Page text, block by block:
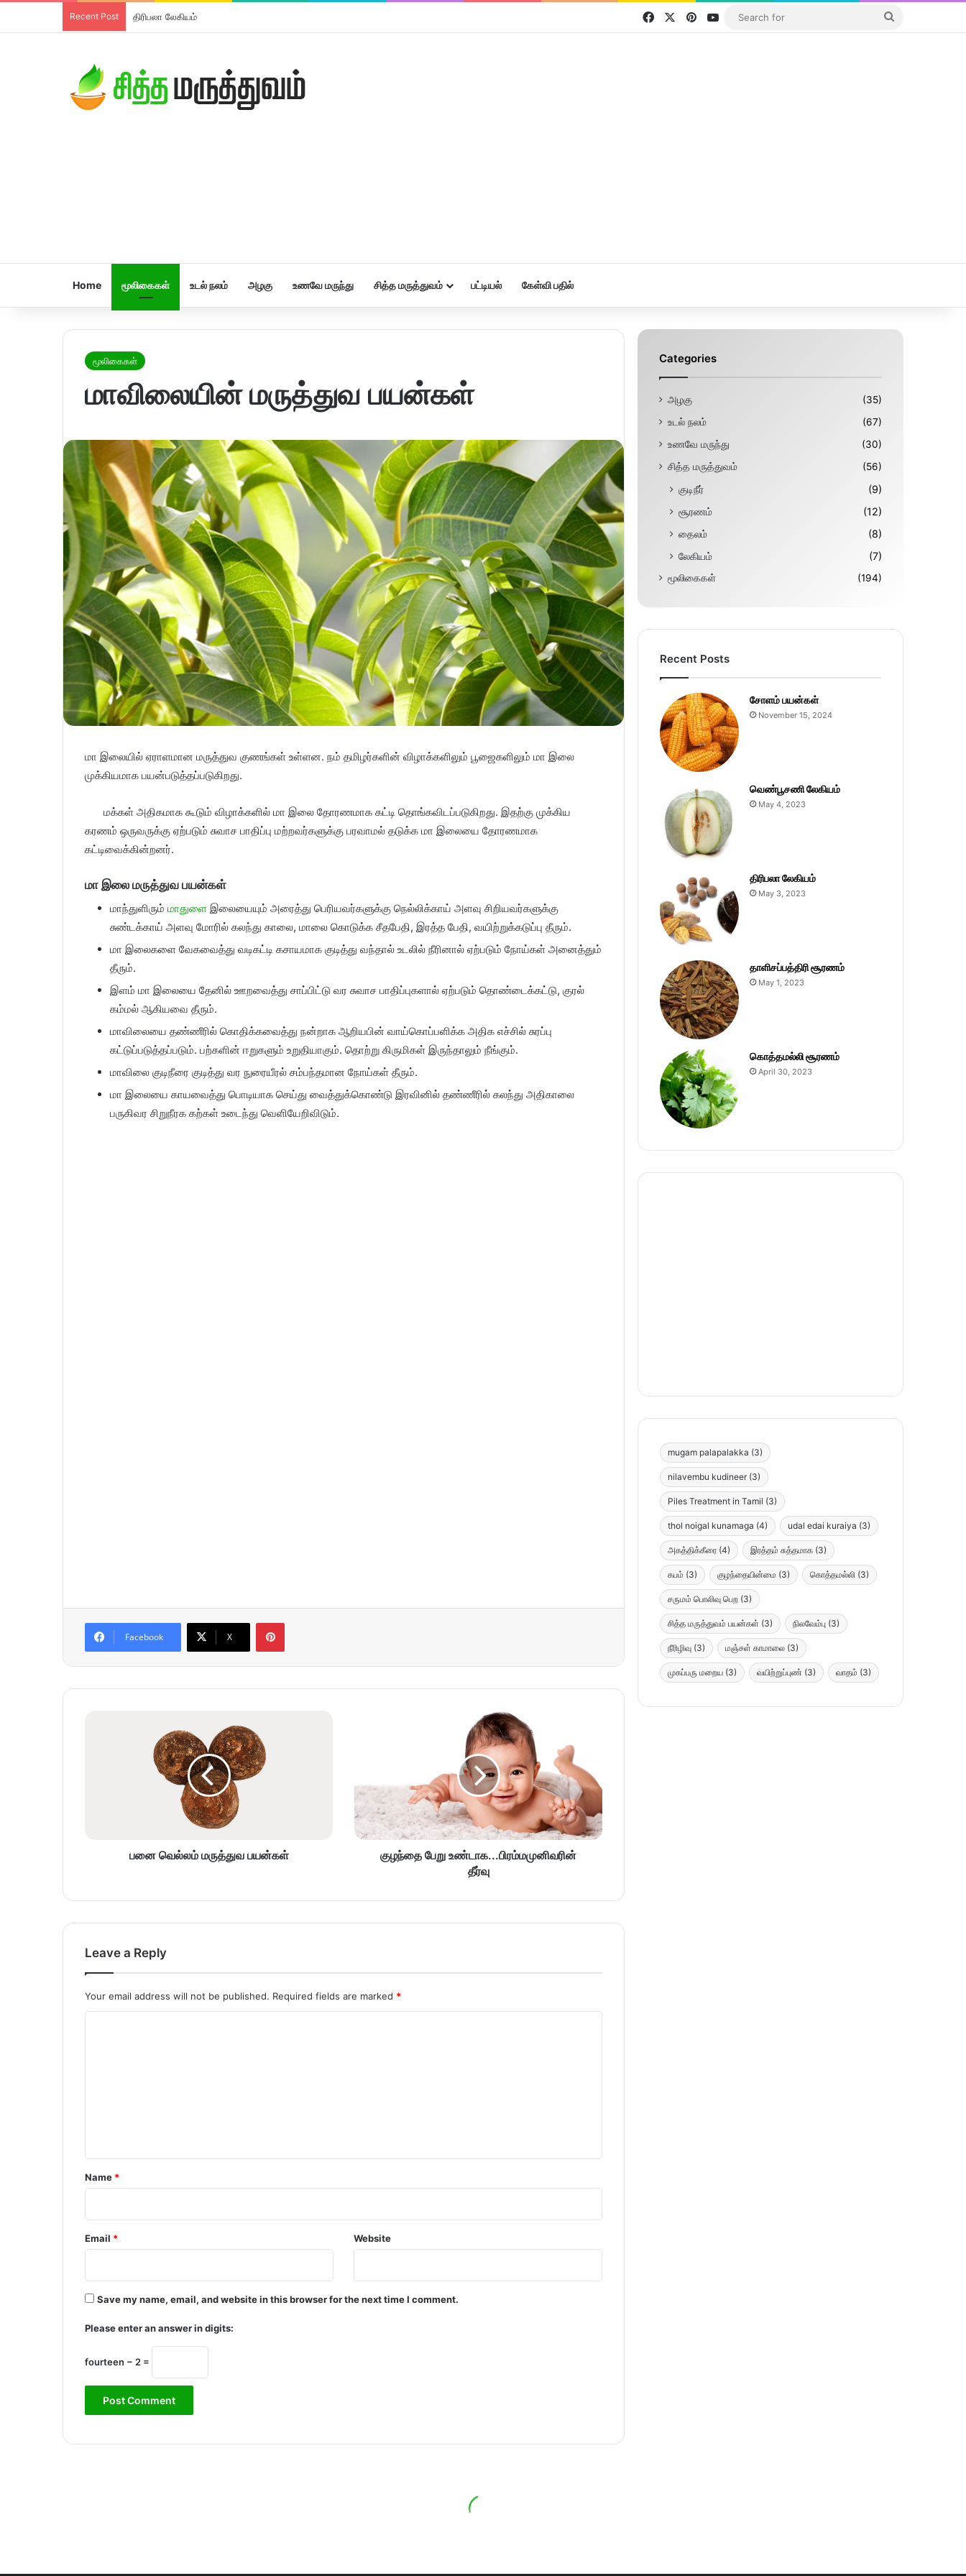
Recent Post தாளிசப்பத்திரி சூரணம் FacebookPinterestYouTube
Home மூலிகைகள் உடல் நலம் அழகு உணவே மருந்து சித்த மருத்துவம் பட்டியல் கேள்வி பதில்
மூலிகைகள்
மாவிலையின் மருத்துவ பயன்கள்
மா இலையில் ஏராளமான மருத்துவ குணங்கள் உள்ளன. நம் தமிழர்களின் விழாக்களிலும் பூஜைகளிலும் மா இலை
முக்கியமாக பயன்படுத்தப்படுகிறது.
மக்கள் அதிகமாக கூடும் விழாக்களில் மா இலை தோரணமாக கட்டி தொங்கவிடப்படுகிறது. இதற்கு முக்கிய
கரணம் ஒருவருக்கு ஏற்படும் சுவாச பாதிப்பு மற்றவர்களுக்கு பரவாமல் தடுக்க மா இலையை தோரணமாக
கட்டிவைக்கின்றனர்.
மா இலை மருத்துவ பயன்கள்
மாந்துளிரும் மாதுளை இலையையும் அரைத்து பெரியவர்களுக்கு நெல்லிக்காய் அளவு சிறியவர்களுக்கு
சுண்டக்காய் அளவு மோரில் கலந்து காலை, மாலை கொடுக்க சீதபேதி, இரத்த பேதி, வயிற்றுக்கடுப்பு தீரும்.
மா இலைகளை வேகவைத்து வடிகட்டி கசாயமாக குடித்து வந்தால் உடலில் நீரினால் ஏற்படும் நோய்கள் அனைத்தும்
தீரும்.
இளம் மா இலையை தேனில் ஊறவைத்து சாப்பிட்டு வர சுவாச பாதிப்புகளால் ஏற்படும் தொண்டைக்கட்டு, குரல்
கம்மல் ஆகியவை தீரும்.
மாவிலையை தண்ணீரில் கொதிக்கவைத்து நன்றாக ஆறியபின் வாய்கொப்பளிக்க அதிக எச்சில் சுரப்பு
கட்டுப்படுத்தப்படும். பற்களின் ஈறுகளும் உறுதியாகும். தொற்று கிருமிகள் இருந்தாலும் நீங்கும்.
மாவிலை குடிநீரை குடித்து வர நுரையீரல் சம்பந்தமான நோய்கள் தீரும்.
மா இலையை காயவைத்து பொடியாக செய்து வைத்துக்கொண்டு இரவினில் தண்ணீரில் கலந்து அதிகாலை
பருகிவர சிறுநீரக கற்கள் உடைந்து வெளியேறிவிடும்.
Facebook X
பனை வெல்லம் மருத்துவ பயன்கள்
குழந்தை பேறு உண்டாக...பிரம்மமுனிவரின்
தீர்வு
Leave a Reply
Your email address will not be published. Required fields are marked *
*
Name *
Email * Website
Save my name, email, and website in this browser for the next time I comment.
Please enter an answer in digits:
fourteen − 2 =
Categories
அழகு
(35)
உடல் நலம்
(67)
உணவே மருந்து
(30)
சித்த மருத்துவம்
(56)
குடிநீர்
(9)
சூரணம்
(12)
தைலம்
(8)
லேகியம்
(7)
மூலிகைகள் (194)
Recent Posts
சோளம் பயன்கள்
November 15, 2024
வெண்பூசணி லேகியம்
May 4, 2023
திரிபலா லேகியம்
May 3, 2023
தாளிசப்பத்திரி சூரணம்
May 1, 2023
கொத்தமல்லி சூரணம்
April 30, 2023
mugam palapalakka (3)
nilavembu kudineer (3)
Piles Treatment in Tamil (3)
thol noigal kunamaga (4) udal edai kuraiya (3)
அகத்திக்கீரை (4) இரத்தம் சுத்தமாக (3)
கபம் (3) குழந்தையின்மை (3) கொத்தமல்லி (3)
சருமம் பொலிவு பெற (3)
சித்த மருத்துவம் பயன்கள் (3) நிலவேம்பு (3)
நீரிழிவு (3) மஞ்சள் காமாலை (3)
முகப்பரு மறைய (3) வயிற்றுப்புண் (3) வாதம் (3)